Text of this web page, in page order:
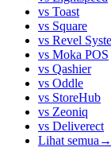
vs Toast
vs Square
vs Revel
vs Moka POS
vs Qashier
vs Oddle
vs StoreHub
vs Zeoniq
vs Deliverect
Lihat semua →